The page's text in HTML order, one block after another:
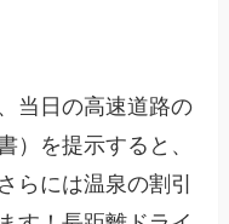
当日の高速道路の
）を提示すると、
らには温泉の割引